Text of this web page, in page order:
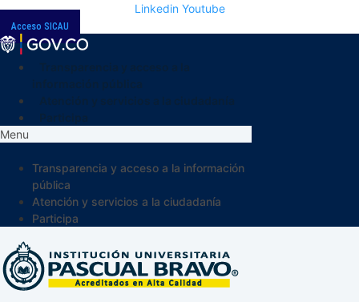
Linkedin Youtube
Acceso SICAU
Menu
Transparencia y acceso a la información
pública
Atención y servicios a la ciudadanía
Participa